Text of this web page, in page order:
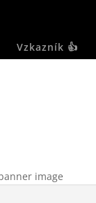
Vzkazník 👍